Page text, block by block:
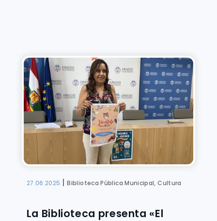
27.06.2025 |Biblioteca Pública Municipal, Cultura
La Biblioteca presenta «El